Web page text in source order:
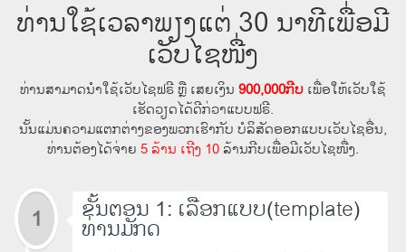
ທ່ານໃຊ້ເວລາພຽງແຕ່ 30 ນາທີເພື່ອມີ
ເວັບໄຊໜື່ງ
ທ່ານສາມາດນໍາໃຊ້ເວັບໄຊຟຣີ ຫຼື ເສຍເງິນ 900,000ກີບ ເພື່ອໃຫ້ເວັບໃຊ້
ເຮັດວຽດໄດ້ດີກ່ວາແບບຟຣີ.
ນັ້ນແມ່ນຄວາມແຕກຕ່າງຂອງພວກເຮົາກັບ ບໍລິສັດອອກແບບເວັບໄຊອື່ນ,
ທ່ານຕ້ອງໄດ້ຈ່າຍ 5 ລ້ານ ເຖີງ 10 ລ້ານກີບເພື່ອມີເວັບໄຊໜື່ງ.
1 ຂັ້ນຕອນ 1: ເລືອກແບບ(template)
ທ່ານມັກດ